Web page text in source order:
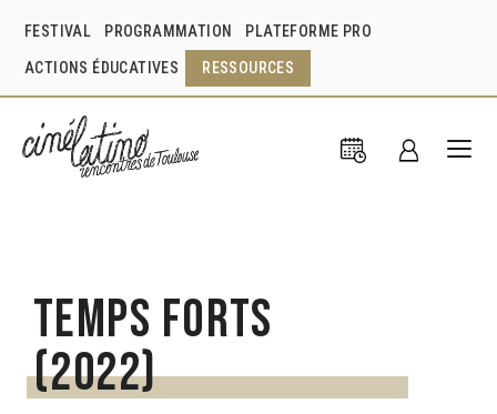
FESTIVAL PROGRAMMATION PLATEFORME PRO
ACTIONS ÉDUCATIVES RESSOURCES
Temps forts
(2022)